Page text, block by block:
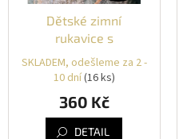
Dětské zimní
rukavice s
membránou 10.000
H2O
SKLADEM, odešleme za 2 -
10 dní(16 ks)
360 Kč
DETAIL